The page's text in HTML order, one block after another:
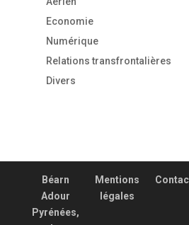
Economie
Numérique
Relations transfrontalières
Divers
Béarn
Adour
Pyrénées,
Mentions
légales